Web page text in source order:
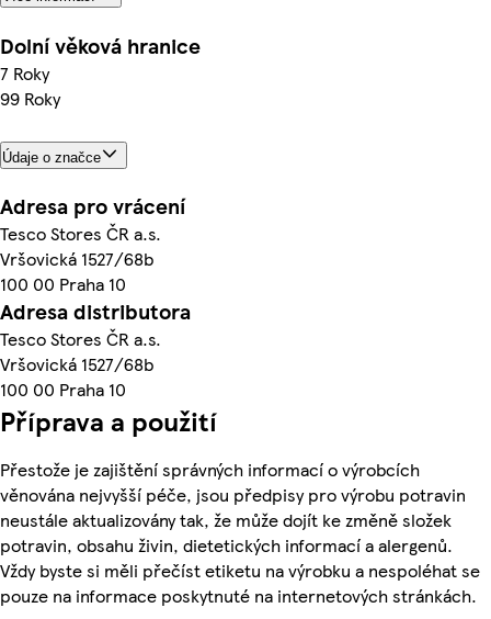
Dolní věková hranice
7 Roky
99 Roky
Údaje o značce
Adresa pro vrácení
Tesco Stores ČR a.s.
Vršovická 1527/68b
100 00 Praha 10
Adresa distributora
Tesco Stores ČR a.s.
Vršovická 1527/68b
100 00 Praha 10
Příprava a použití
Přestože je zajištění správných informací o výrobcích
věnována nejvyšší péče, jsou předpisy pro výrobu potravin
neustále aktualizovány tak, že může dojít ke změně složek
potravin, obsahu živin, dietetických informací a alergenů.
Vždy byste si měli přečíst etiketu na výrobku a nespoléhat se
pouze na informace poskytnuté na internetových stránkách.